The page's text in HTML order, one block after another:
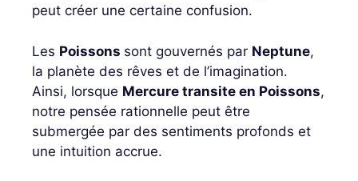
peut créer une certaine confusion.
Les Poissons sont gouvernés par Neptune,
la planète des rêves et de l’imagination.
Ainsi, lorsque Mercure transite en Poissons,
notre pensée rationnelle peut être
submergée par des sentiments profonds et
une intuition accrue.